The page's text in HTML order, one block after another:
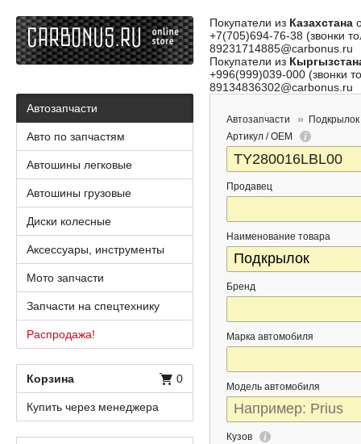
Покупатели из Казахстана
+7(705)694-76-38 (звонки
89231714885@carbonus.ru
Покупатели из
+996(999)039-000 (звонки
89134836302@carbonus.ru
Автозапчасти
Подкрылок
Артикул / OEM
Продавец
Наименование товара
Бренд
Марка автомобиля
Модель автомобиля
Кузов
Автозапчасти
Авто по запчастям
Автошины легковые
Автошины грузовые
Диски колесные
Аксессуары, инструменты
Мото запчасти
Запчасти на спецтехнику
Распродажа!
Корзина 0
Купить через менеджера